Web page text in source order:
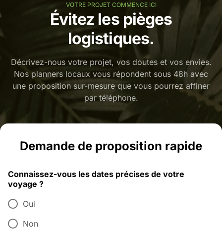
VOTRE PROJET COMMENCE ICI
Évitez les pièges
logistiques.
Décrivez-nous votre projet, vos doutes et vos envies.
Nos planners locaux vous répondent sous 48h avec
une proposition sur-mesure que vous pourrez affiner
par téléphone.
Demande de proposition rapide
Connaissez-vous les dates précises de votre
voyage ?
Oui
Non